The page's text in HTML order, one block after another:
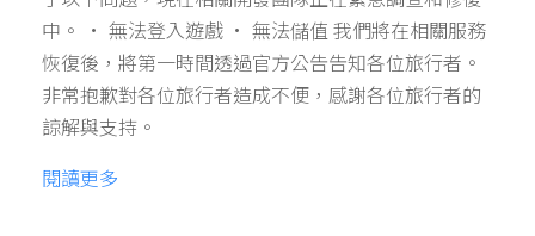
中。 • 無法登入遊戲 • 無法儲值 我們將在相關服務
恢復後，將第一時間透過官方公告告知各位旅行者。
非常抱歉對各位旅行者造成不便，感謝各位旅行者的
諒解與支持。
閱讀更多